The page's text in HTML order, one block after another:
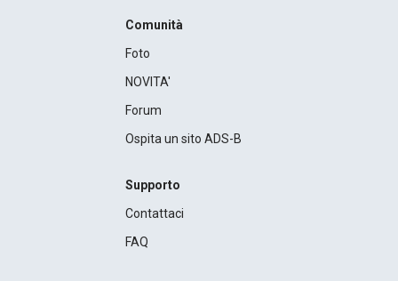
Comunità
Foto
NOVITA'
Forum
Ospita un sito ADS-B
Supporto
Contattaci
FAQ